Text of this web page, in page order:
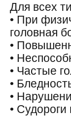
Для всех
• При
головная
•
•
• Частые
•
•
•